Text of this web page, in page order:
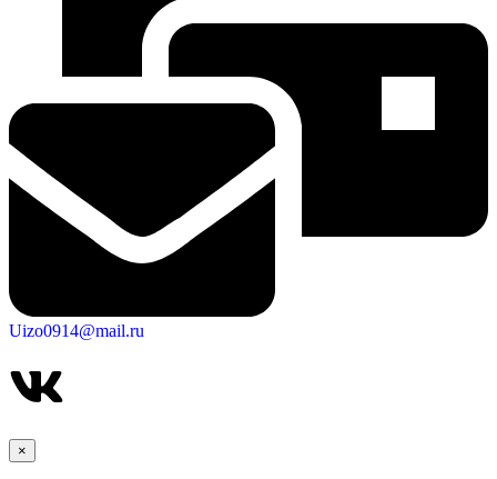
Uizo0914@mail.ru
×